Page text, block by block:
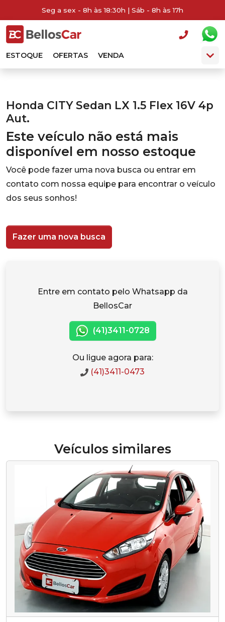
Seg a sex - 8h às 18:30h | Sáb - 8h às 17h
ESTOQUE OFERTAS VENDA
Honda CITY Sedan LX 1.5 Flex 16V 4p
Aut.
Este veículo não está mais
disponível em nosso estoque
Você pode fazer uma nova busca ou entrar em
contato com nossa equipe para encontrar o veículo
dos seus sonhos!
Fazer uma nova busca
Entre em contato pelo Whatsapp da
BellosCar
(41)3411-0728
Ou ligue agora para:
(41)3411-0473
Veículos similares